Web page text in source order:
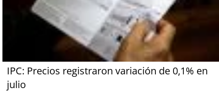
IPC: Precios registraron variación de 0,1% en
julio